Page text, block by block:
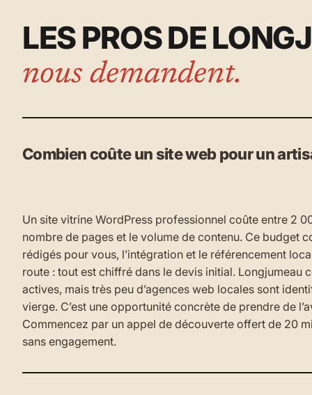
LES PROS DE
nous demandent.
Combien coûte un site web pour un
Un site vitrine WordPress professionnel coûte entre 2
nombre de pages et le volume de contenu. Ce budget
rédigés pour vous, l’intégration et le référencement
route : tout est chiffré dans le devis initial. Longjumeau
actives, mais très peu d’agences web locales sont
vierge. C’est une opportunité concrète de prendre de
Commencez par un appel de découverte offert de 20
sans engagement.